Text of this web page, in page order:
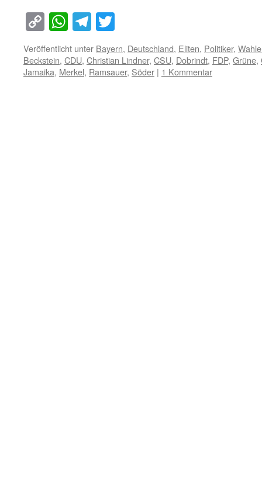
Copy
Link
WhatsApp
Telegram
Veröffentlicht unter Bayern, Deutschland, Eliten, Politiker,
Beckstein, CDU, Christian Lindner, CSU, Dobrindt, FDP, Grüne,
Jamaika, Merkel, Ramsauer, Söder | 1 Kommentar